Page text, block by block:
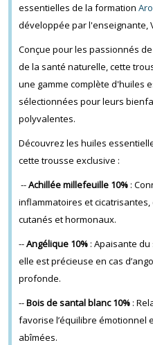
essentielles de la formation
développée par l'enseignante,
Conçue pour les passionnés
de la santé naturelle, cette
une gamme complète d'huiles
sélectionnées pour leurs
polyvalentes.
Découvrez les huiles
cette trousse exclusive :
--Achillée millefeuille 10% :
inflammatoires et
cutanés et hormonaux.
--Angélique 10% : Apaisante
elle est précieuse en cas
profonde.
--Bois de santal blanc 10% :
favorise l’équilibre émotionnel
abîmées.